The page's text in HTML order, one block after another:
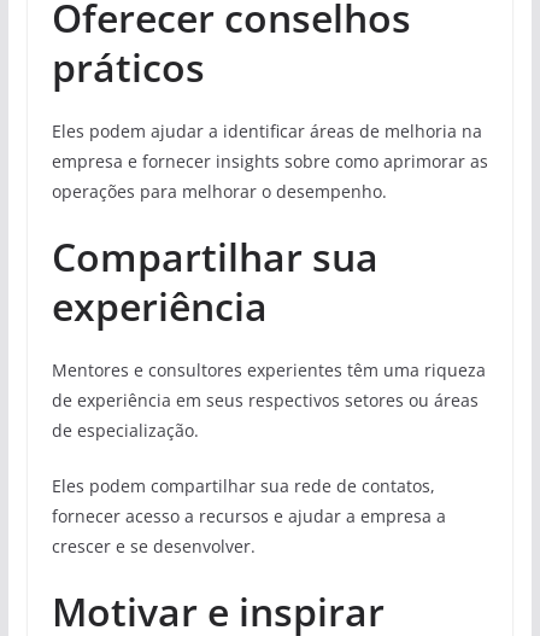
Oferecer conselhos
práticos
Eles podem ajudar a identificar áreas de melhoria na
empresa e fornecer insights sobre como aprimorar as
operações para melhorar o desempenho.
Compartilhar sua
experiência
Mentores e consultores experientes têm uma riqueza
de experiência em seus respectivos setores ou áreas
de especialização.
Eles podem compartilhar sua rede de contatos,
fornecer acesso a recursos e ajudar a empresa a
crescer e se desenvolver.
Motivar e inspirar